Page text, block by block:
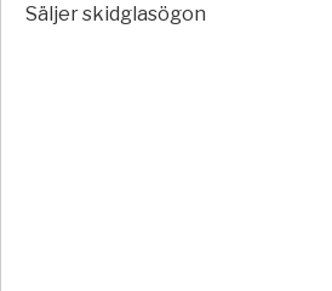
Säljer skidglasögon